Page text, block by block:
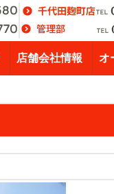
店舗会社情報 オ